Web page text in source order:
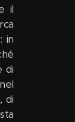
il
in
di
di